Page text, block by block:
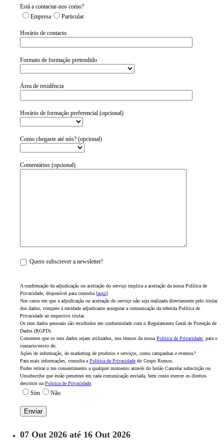
Está a contactar-nos como?
Empresa
Particular
Horário de contacto
Formato de formação pretendido
Área de residência
Horário de formação preferencial (opcional)
Como chegaste até nós? (opcional)
Comentários (opcional)
Quero subscrever a newsletter!
A confirmação da adjudicação ou aceitação do serviço implica a aceitação da nossa Política de
Privacidade, disponível para consulta [aqui].
Nos casos em que a adjudicação ou aceitação do serviço não seja realizada directamente pelo titular
dos dados, compete à entidade adjudicante assegurar a comunicação da referida Política de
Privacidade ao respectivo titular.
Os teus dados pessoais são recolhidos em conformidade com o Regulamento Geral de Proteção de
Dados (RGPD).
Consentes que os teus dados sejam utilizados, nos termos da nossa Politica de Privacidade , para o
contacto/envio de:
Ações de informação, de marketing de produtos e serviços, como campanhas e eventos?
Para mais informações, consulta a Politica de Privacidade do Grupo Rumos.
Podes retirar o teu consentimento a qualquer momento através do botão Cancelar subscrição ou
Unsubscribe que estão presentes em cada comunicação enviada, bem como exercer os direitos
descritos na Politica de Privacidade
Sim Não
07 Out 2026 até 16 Out 2026